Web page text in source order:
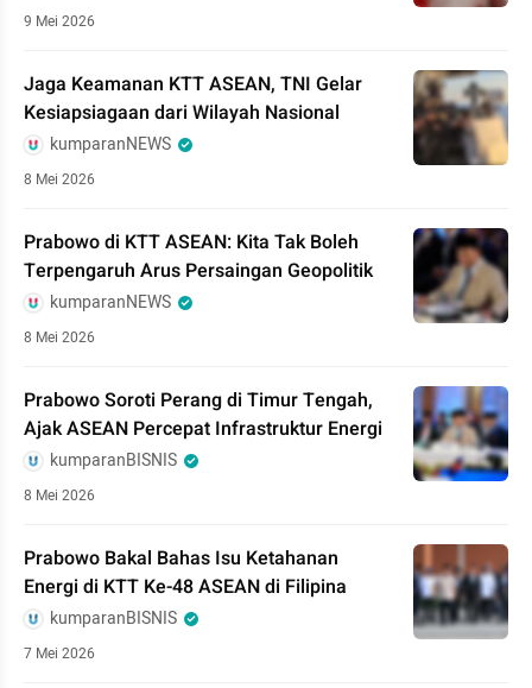
9 Mei 2026
Jaga Keamanan KTT ASEAN, TNI Gelar
Kesiapsiagaan dari Wilayah Nasional
kumparanNEWS
8 Mei 2026
Prabowo di KTT ASEAN: Kita Tak Boleh
Terpengaruh Arus Persaingan Geopolitik
kumparanNEWS
8 Mei 2026
Prabowo Soroti Perang di Timur Tengah,
Ajak ASEAN Percepat Infrastruktur Energi
kumparanBISNIS
8 Mei 2026
Prabowo Bakal Bahas Isu Ketahanan
Energi di KTT Ke-48 ASEAN di Filipina
kumparanBISNIS
7 Mei 2026